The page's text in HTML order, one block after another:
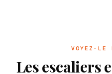
VOYEZ-LE
Les escaliers